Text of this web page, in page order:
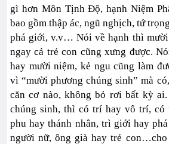
gì hơn Môn Tịnh Độ, hạnh Niệm
bao gồm thập ác, ngũ nghịch, tứ
phá giới, v.v… Nói về hạnh thì
ngay cả trẻ con cũng xưng được.
hay mười niệm, kẻ ngu cũng làm
vì “mười phương chúng sinh” mà
căn cơ nào, không bỏ rơi bất kỳ
chúng sinh, thì có trí hay vô trí, có
phu hay thánh nhân, trì giới hay
người nữ, ông già hay trẻ